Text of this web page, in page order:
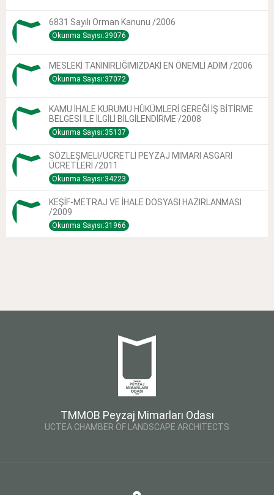
6831 Sayılı Orman Kanunu /2006
Okunma Sayısı:39076
MESLEKİ TANINIRLIĞIMIZDAKİ EN ÖNEMLİ ADIM /2006
Okunma Sayısı:37072
KAMU İHALE KURUMU HÜKÜMLERİ GEREĞİ İŞ BİTİRME
BELGESİ İLE İLGİLİ BİLGİLENDİRME /2008
Okunma Sayısı:35137
SÖZLEŞMELİ/ÜCRETLİ PEYZAJ MİMARI ASGARİ
ÜCRETLERİ /2011
Okunma Sayısı:34223
KEŞİF-METRAJ VE İHALE DOSYASI HAZIRLANMASI
/2009
Okunma Sayısı:31966
TMMOB Peyzaj Mimarları Odası
UCTEA CHAMBER OF LANDSCAPE ARCHITECTS